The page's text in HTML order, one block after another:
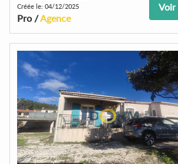
Créée le: 04/12/2025
Pro /Agence
Voir